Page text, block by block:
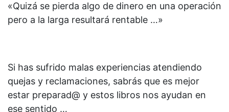
«Quizá se pierda algo de dinero en una operación
pero a la larga resultará rentable …»
Si has sufrido malas experiencias atendiendo
quejas y reclamaciones, sabrás que es mejor
estar preparad@ y estos libros nos ayudan en
ese sentido …